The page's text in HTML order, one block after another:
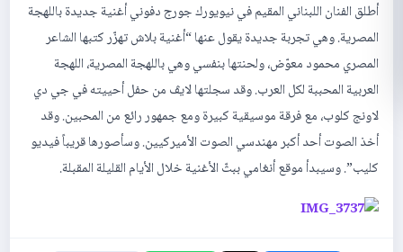
أطلق الفنان اللبناني المقيم في نيويورك جورج دفوني أغنية جديدة باللهجة
المصرية. وهي تجربة جديدة يقول عنها “أغنية بلاش تهزّر كتبها الشاعر
المصري محمود معوّض، ولحنتها بنفسي وهي باللهجة المصرية، اللهجة
العربية المحببة لكل العرب. وقد سجلتها لايڤ من حفل أحييته في جي دي
لاونج كلوب، مع فرقة موسيقية كبيرة ومع جمهور رائع من المحبين. وقد
أخذ الصوت أحد أكبر مهندسي الصوت الأميركيين. وسأصورها قريباً فيديو
كليب”. وسيبدأ موقع أنغامي ببثّ الأغنية خلال الأيام القليلة المقبلة.